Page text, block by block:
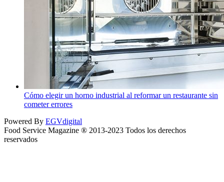
Cómo elegir un horno industrial al reformar un restaurante sin
cometer errores
Powered By EGVdigital
Food Service Magazine ® 2013-2023 Todos los derechos
reservados